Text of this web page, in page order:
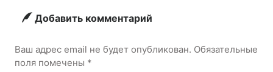
необычной
Добавить комментарий
Ваш адрес email не будет опубликован. Обязательные
поля помечены *